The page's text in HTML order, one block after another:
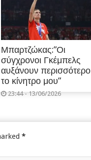
Μπαρτζώκας:”Οι
σύγχρονοι Γκέμπελς
αυξάνουν περισσότερο
το κίνητρο μου”
23:44 - 13/06/2026
*